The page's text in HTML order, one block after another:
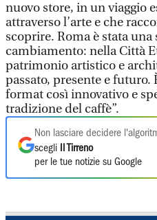
nuovo store, in un viaggio
attraverso l’arte e che
scoprire. Roma è stata
cambiamento: nella Città
patrimonio artistico e
passato, presente e futuro.
format così innovativo e
tradizione del caffè”.
Non lasciare decidere
scegli
Il Tirreno
per le tue notizie su Google